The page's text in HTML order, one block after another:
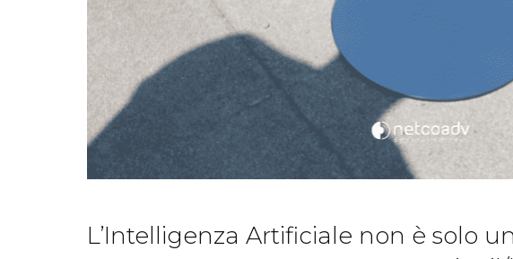
L’Intelligenza Artificiale non è solo